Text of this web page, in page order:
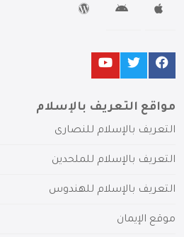
مواقع التعريف بالإسلام
التعريف بالإسلام للنصارى
التعريف بالإسلام للملحدين
التعريف بالإسلام للهندوس
موقع الإيمان